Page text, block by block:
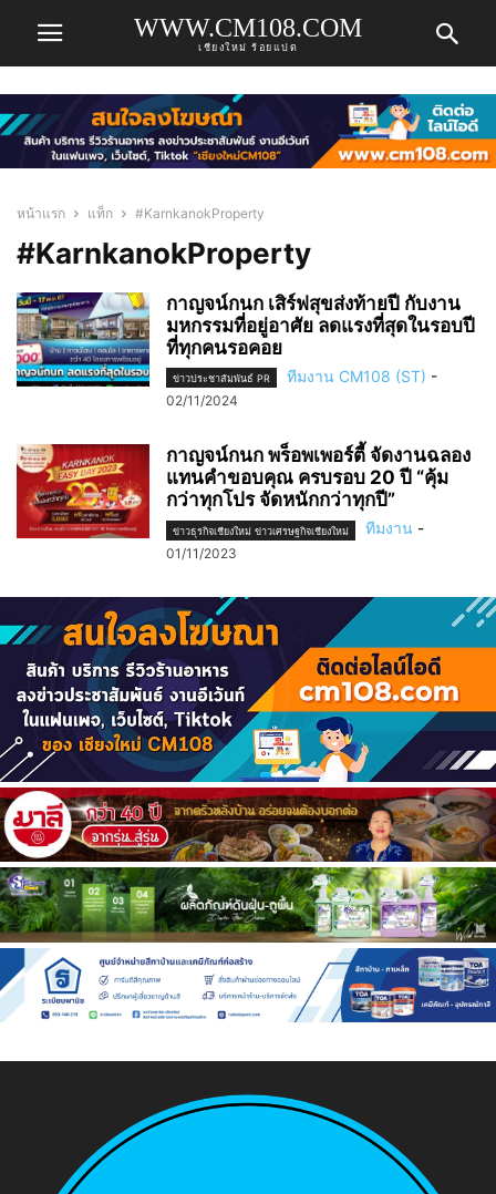
WWW.CM108.COM
เชียงใหม่ ร้อยแปด
หน้าแรก แท็ก #KarnkanokProperty
#KarnkanokProperty
กาญจน์กนก เสิร์ฟสุขส่งท้ายปี กับงาน
มหกรรมที่อยู่อาศัย ลดแรงที่สุดในรอบปี
ที่ทุกคนรอคอย
ข่าวประชาสัมพันธ์ PR ทีมงาน CM108 (ST) -
02/11/2024
กาญจน์กนก พร็อพเพอร์ตี้ จัดงานฉลอง
แทนคำขอบคุณ ครบรอบ 20 ปี “คุ้ม
กว่าทุกโปร จัดหนักกว่าทุกปี”
ข่าวธุรกิจเชียงใหม่ ข่าวเศรษฐกิจเชียงใหม่ ทีมงาน -
01/11/2023